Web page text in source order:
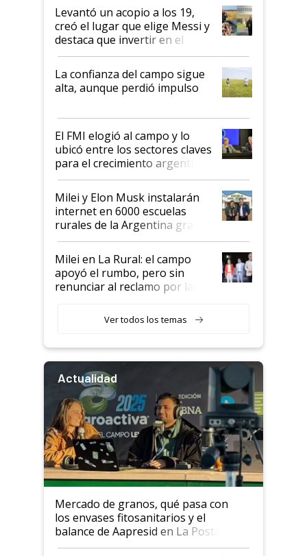
Levantó un acopio a los 19,
creó el lugar que elige Messi y
destaca que invertir en el
kirchnerismo era como "darle
plata a un hijo para droga":
Juan Félix Rossetti, el libertario
que de una dura crisis salió
de Milei
La confianza del campo sigue
alta, aunque perdió impulso
El FMI elogió al campo y lo
ubicó entre los sectores claves
para el crecimiento argentino
Milei y Elon Musk instalarán
internet en 6000 escuelas
rurales de la Argentina gracias
a un acuerdo con Starlink
Milei en La Rural: el campo
apoyó el rumbo, pero sin
renunciar al reclamo por las
Ver todos los temas
Actualidad
Mercado de granos, qué pasa con
los envases fitosanitarios y el
balance de Aapresid en La Posta